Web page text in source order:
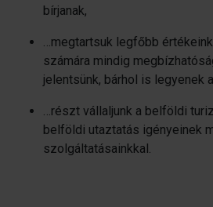
bírjanak,
…megtartsuk legfőbb
számára mindig
jelentsünk, bárhol is legyenek
…részt vállaljunk a belföldi
belföldi utaztatás igényeinek
szolgáltatásainkkal.